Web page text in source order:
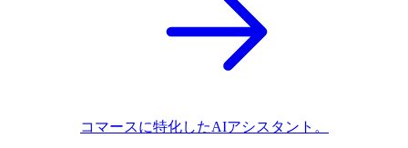
コマースに特化したAIアシスタント。